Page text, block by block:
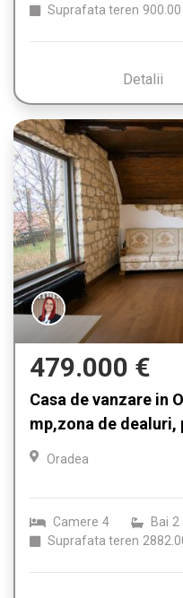
Suprafata teren 900.00
Detalii
479.000 €
Casa de vanzare in
mp,zona de
Oradea
Camere 4 Bai 2
Suprafata teren